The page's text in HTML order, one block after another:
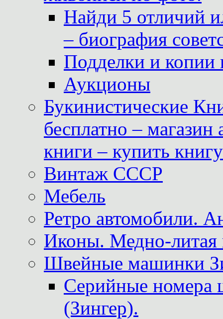
Найди 5 отличий
– биография
Подделки и копии
Аукционы
Букинистические
бесплатно –
книги – купить
Винтаж СССР
Мебель
Ретро автомобили.
Иконы. Медно-литая
Швейные машинки
Серийные
(Зингер).